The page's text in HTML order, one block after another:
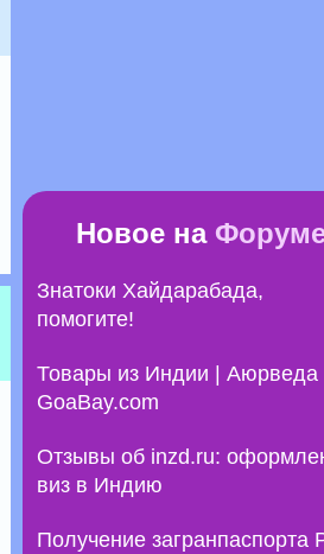
Новое на
Знатоки Хайдарабада,
помогите!
Товары из Индии | Аюрведа |
GoaBay.com
Отзывы об inzd.ru:
виз в Индию
Получение загранпаспорта